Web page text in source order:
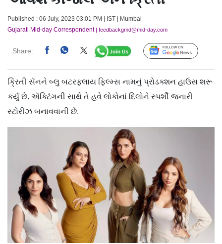
Published : 06 July, 2023 03:01 PM | IST | Mumbai
Gujarati Mid-day Correspondent| feedbackgmd@mid-day.com
Share: Follow Us
ક્રિતી સૅનને બ્લુ બટરફ્લાય ફિલ્મ્સ નામનું પ્રોડક્શન હાઉસ શરૂ
કર્યું છે. ઍક્ટિંગની સાથે તે હવે લોકોનાં દિલોને સ્પર્શી જનારી
સ્ટોરીઝ બનાવવાની છે.